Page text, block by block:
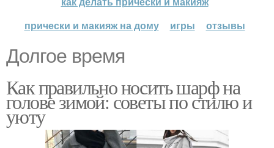
прически и макияж на дому
игры отзывы
Долгое время
Как правильно носить шарф на
голове зимой: советы по стилю и
уюту